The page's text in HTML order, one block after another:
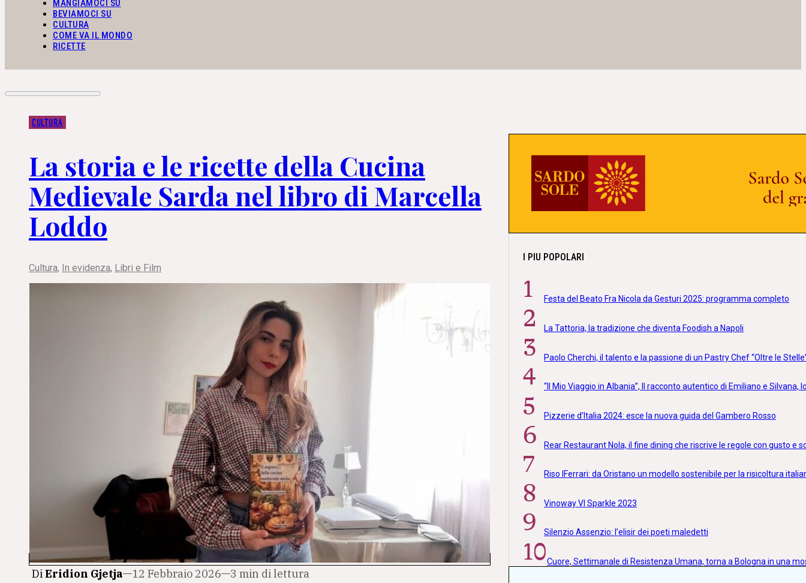
MANGIAMOCI SU
BEVIAMOCI SU
CULTURA
COME VA IL MONDO
RICETTE
CULTURA
La storia e le ricette della Cucina
Medievale Sarda nel libro di Marcella
Loddo
Cultura, In evidenza, Libri e Film
DiEridion Gjetja 12 Febbraio 2026 3 min di lettura
I PIU POPOLARI
1 Festa del Beato Fra Nicola da Gesturi 2025: programma completo
2 La Tattoria, la tradizione che diventa Foodish a Napoli
3 Paolo Cherchi, il talento e la passione di un Pastry Chef “Oltre le
4 “Il Mio Viaggio in Albania”, Il racconto autentico di Emiliano e
5 Pizzerie d’Italia 2024: esce la nuova guida del Gambero Rosso
6 Rear Restaurant Nola, il fine dining che riscrive le regole con gusto e
7 Riso IFerrari: da Oristano un modello sostenibile per la risicoltura
8 Vinoway VI Sparkle 2023
9 Silenzio Assenzio: l’elisir dei poeti maledetti
10Cuore, Settimanale di Resistenza Umana, torna a Bologna in una